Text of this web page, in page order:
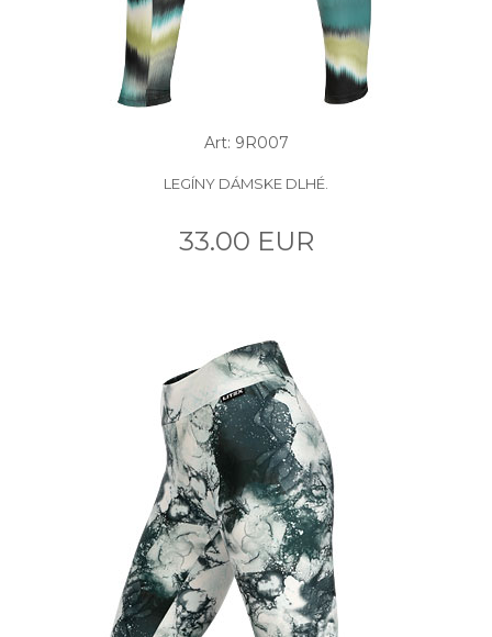
Art: 9R007
LEGÍNY DÁMSKE DLHÉ.
33.00 EUR